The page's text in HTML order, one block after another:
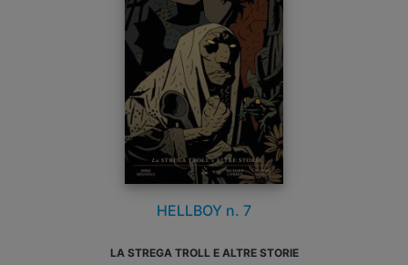
HELLBOY n. 7
LA STREGA TROLL E ALTRE STORIE